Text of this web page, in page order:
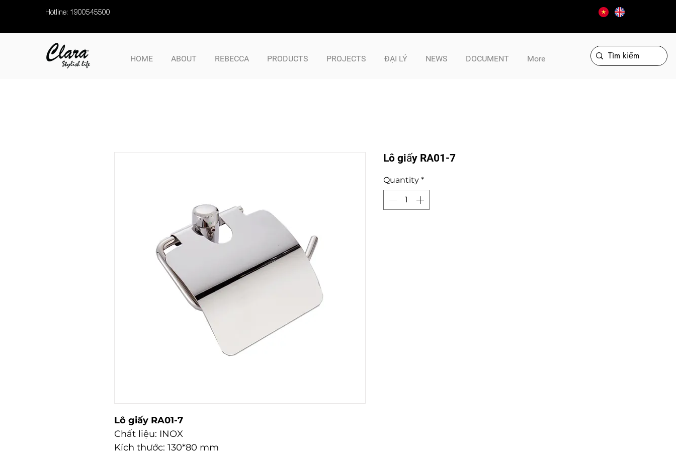
Hotline: 1900545500
HOME ABOUT REBECCA PRODUCTS PROJECTS ĐẠI LÝ NEWS DOCUMENT More
Lô giấy RA01-7
Chất liệu: INOX
Kích thước: 130*80 mm
Lô giấy RA01-7
Quantity *